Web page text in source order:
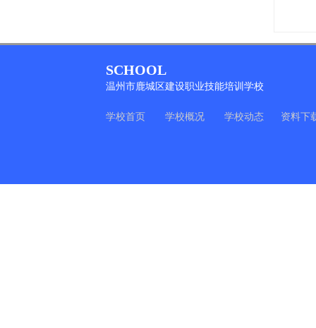
SCHOOL
温州市鹿城区建设职业技能培训学校
学校首页 学校概况 学校动态 资料下